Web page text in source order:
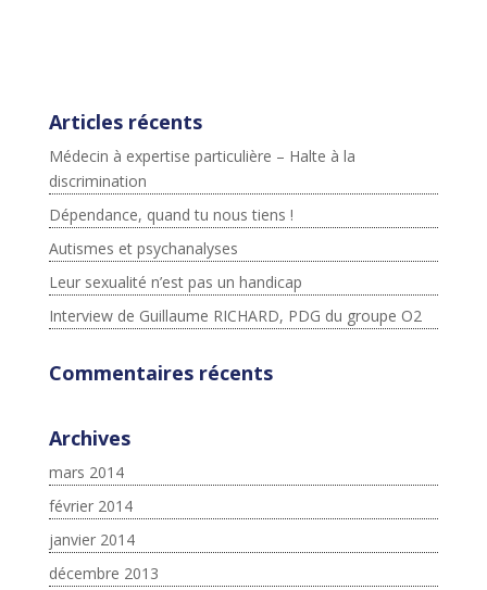
Articles récents
Médecin à expertise particulière – Halte à la
discrimination
Dépendance, quand tu nous tiens !
Autismes et psychanalyses
Leur sexualité n’est pas un handicap
Interview de Guillaume RICHARD, PDG du groupe O2
Commentaires récents
Archives
mars 2014
février 2014
janvier 2014
décembre 2013